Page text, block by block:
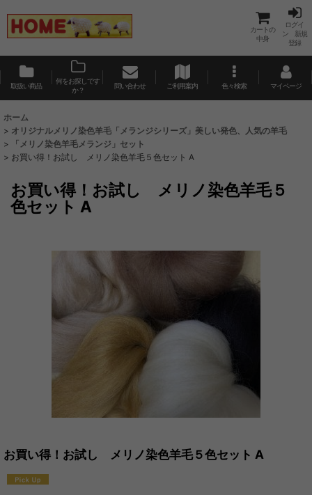
カートの
中身
ログイ
ン 新規
登録
取扱い商品
何をお探しです
か？
問い合わせ ご利用案内 色々検索 マイページ
ホーム
> オリジナルメリノ染色羊毛「メランジシリーズ」美しい発色、人気の羊毛
>
「メリノ染色羊毛メランジ」セット
> お買い得！お試し メリノ染色羊毛５色セット A
お買い得！お試し メリノ染色羊毛５
色セット A
お買い得！お試し メリノ染色羊毛５色セット A